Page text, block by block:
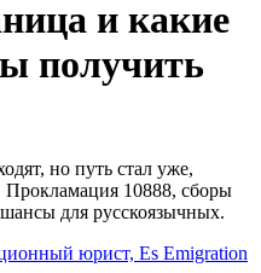
и какие
получить
но путь стал уже,
Прокламация 10888, сборы
для русскоязычных.
юрист, Es Emigration